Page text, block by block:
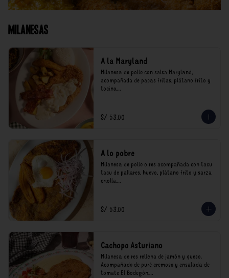
Milanesas
A la Maryland
Milanesa de pollo con salsa Maryland,
acompañada de papas fritas, plátano frito y
tocino.
incluyen impuestos de ley y recargo al
consumo.
S/ 53.00
A lo pobre
Milanesa de pollo o res acompañada con tacu
tacu de pallares, huevo, plátano frito y sarza
criolla.
incluyen impuestos de ley y recargo al
consumo.
S/ 53.00
Cachopo Asturiano
Milanesa de res rellena de jamón y queso.
Acompañado de puré cremoso y ensalada de
tomate El Bodegón.